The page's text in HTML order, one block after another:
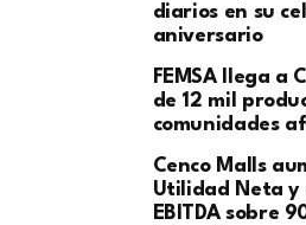
diarios en su
aniversario
FEMSA llega a
de 12 mil
comunidades
Cenco Malls
Utilidad Neta y
EBITDA sobre